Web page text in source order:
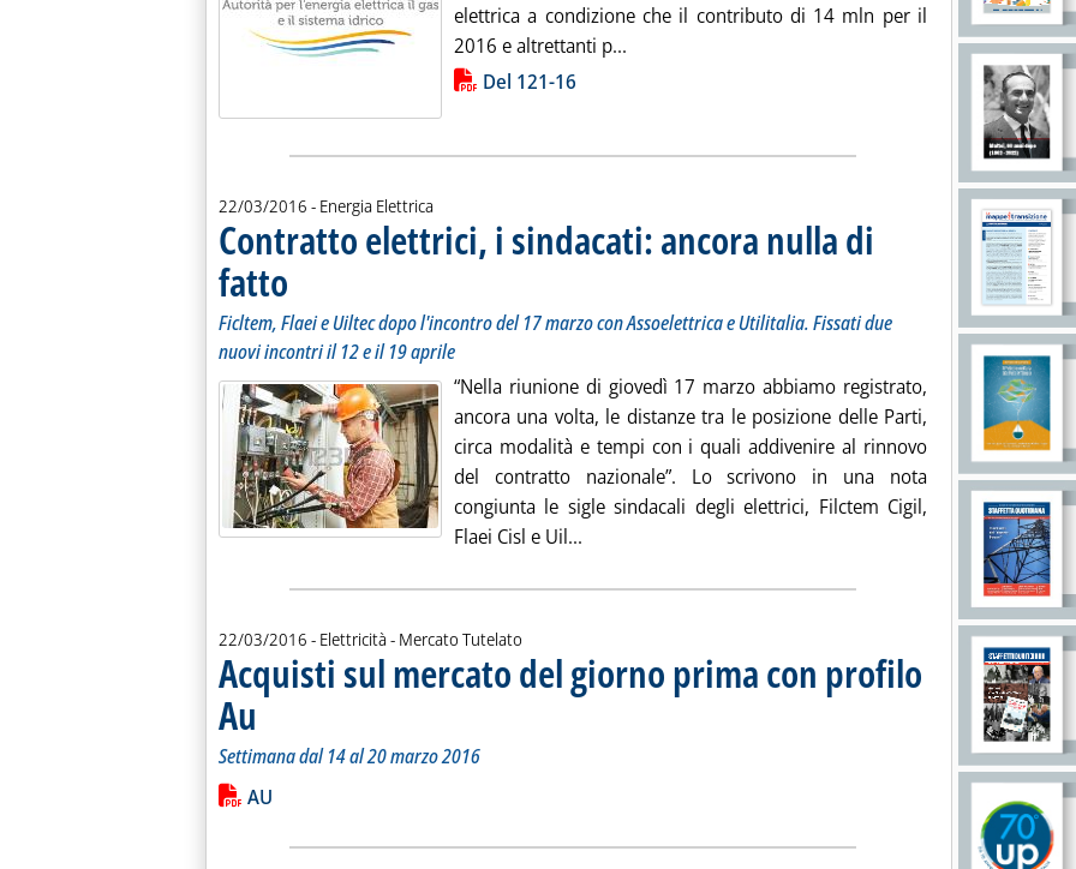
elettrica a condizione che il contributo di 14 mln per il
2016 e altrettanti p... Leggi tutta la notizia: 'Canone Rai, Autorità:
Lista allegati PDF alla notizia
Del 121-16
22/03/2016 - Energia Elettrica
Contratto elettrici, i sindacati: ancora nulla di
fatto . Sottotitolo: Ficltem, Flaei e Uiltec dopo l'incontro del 17 marzo con Assoelettrica e Utilitalia. Fissati due nuovi incontri il 12 e il 19 aprile
Ficltem, Flaei e Uiltec dopo l'incontro del 17 marzo con Assoelettrica e Utilitalia. Fissati due
nuovi incontri il 12 e il 19 aprile
“Nella riunione di giovedì 17 marzo abbiamo registrato,
ancora una volta, le distanze tra le posizione delle Parti,
circa modalità e tempi con i quali addivenire al rinnovo
del contratto nazionale”. Lo scrivono in una nota
congiunta le sigle sindacali degli elettrici, Filctem Cigil,
Flaei Cisl e Uil... Leggi tutta la notizia: 'Contratto elettrici, i sindacati:
22/03/2016 - Elettricità - Mercato Tutelato
Acquisti sul mercato del giorno prima con profilo
Au . Sottotitolo: Settimana dal 14 al 20 marzo 2016
. Pubblicata martedì 22 marzo 2016 alle 14.40.
Settimana dal 14 al 20 marzo 2016
Leggi tutta la notizia: 'Acquisti sul mercato del giorno prima con profilo Au '
Lista allegati PDF alla notizia
AU